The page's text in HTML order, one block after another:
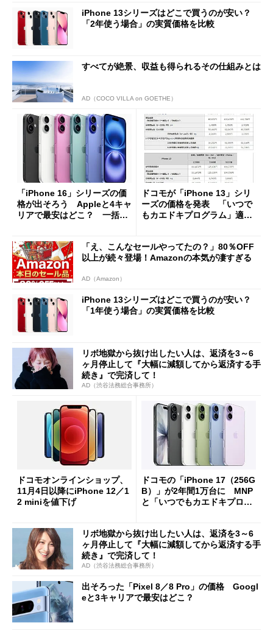
iPhone 13シリーズはどこで買うのが安い？
「2年使う場合」の実質価格を比較
すべてが絶景、収益も得られるその仕組みとは
AD（COCO VILLA on GOETHE）
「iPhone 16」シリーズの価
格が出そろう Appleと4キャ
リアで最安はどこ？ 一括価
ドコモが「iPhone 13」シリ
ーズの価格を発表 「いつで
もカエドキプログラム」適用
「え、こんなセールやってたの？」80％OFF
以上が続々登場！Amazonの本気が凄すぎる
AD（Amazon）
iPhone 13シリーズはどこで買うのが安い？
「1年使う場合」の実質価格を比較
リボ地獄から抜け出したい人は、返済を3～6
ヶ月停止して『大幅に減額してから返済する手
続き』で完済して！
AD（渋谷法務総合事務所）
ドコモオンラインショップ、
11月4日以降にiPhone 12／1
2 miniを値下げ
ドコモの「iPhone 17（256G
B）」が2年間1万台に MNP
と「いつでもカエドキプログ
リボ地獄から抜け出したい人は、返済を3～6
ヶ月停止して『大幅に減額してから返済する手
続き』で完済して！
AD（渋谷法務総合事務所）
出そろった「Pixel 8／8 Pro」の価格 Googl
eと3キャリアで最安はどこ？